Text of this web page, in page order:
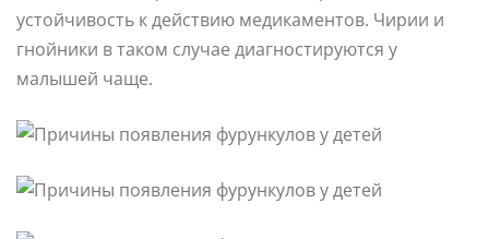
устойчивость к действию медикаментов. Чирии и
гнойники в таком случае диагностируются у
малышей чаще.